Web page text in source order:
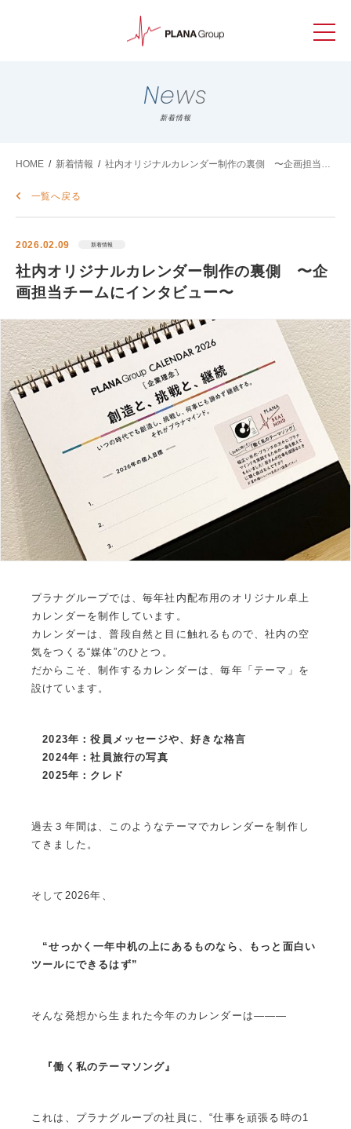
News
新着情報
HOME / 新着情報 / 社内オリジナルカレンダー制作の裏側 〜企画担当チ
一覧へ戻る
2026.02.09 新着情報
社内オリジナルカレンダー制作の裏側 〜企
画担当チームにインタビュー〜
プラナグループでは、毎年社内配布用のオリジナル卓上
カレンダーを制作しています。
カレンダーは、普段自然と目に触れるもので、社内の空
気をつくる“媒体”のひとつ。
だからこそ、制作するカレンダーは、毎年「テーマ」を
設けています。
2023年：役員メッセージや、好きな格言
2024年：社員旅行の写真
2025年：クレド
過去３年間は、このようなテーマでカレンダーを制作し
てきました。
そして2026年、
“せっかく一年中机の上にあるものなら、もっと面白い
ツールにできるはず”
そんな発想から生まれた今年のカレンダーは———
『働く私のテーマソング』
これは、プラナグループの社員に、“仕事を頑張る時の1